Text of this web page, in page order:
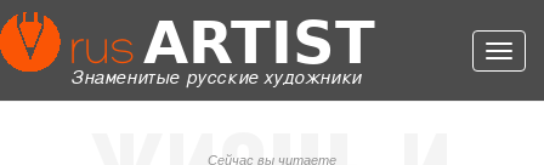
Сейчас вы читаете